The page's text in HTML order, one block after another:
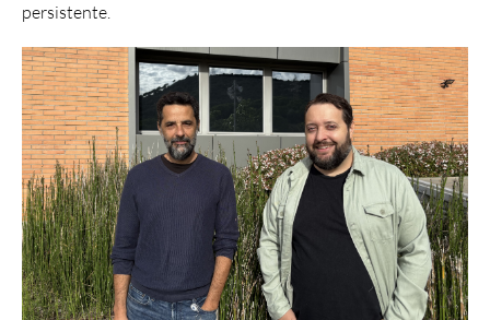
persistente.